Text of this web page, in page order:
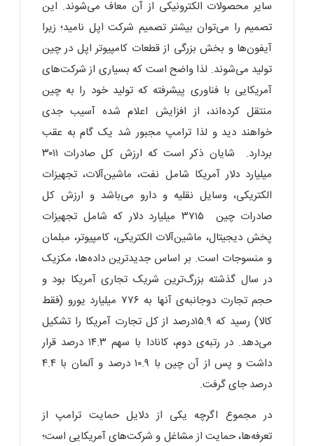
سایر محصولات الکترونیکی از آن معاف می‌شوند. این
تصمیم را می‌توان بیشتر تصمیم شرکت اپل نامید؛ زیرا
آیفون‌ها و بخش بزرگی از قطعات کامپیوتر اپل در چین
تولید می‌شوند. لذا واضح است که بسیاری از شرکت‌های
آمریکایی با فناوری پیشرفته که تولید خود را به چین
منتقل کرده‌اند، از افزایش اعلام شده آسیب جدی
خواهند دید و لذا ترامپ مجبور شد یک گام به عقب
بردارد. شایان ذکر است که ارزش کل صادرات ۳۰۱۱
میلیارد دلار آمریکا شامل نفت، ماشین‌آلات، تجهیزات
الکتریکی، وسایل نقلیه و دارو می‌باشد و ارزش کل
صادرات چین ۳۷۱۵ میلیارد دلار که شامل تجهیزات
پخش دیجیتال، ماشین‌آلات الکتریکی، کامپیوتر، مبلمان
و منسوجات است. بر اساس جدیدترین داده‌ها، مکزیک
در سال گذشته بزرگ‌ترین شریک تجاری آمریکا بود و
حجم تجارت دوجانبه‌ی آنها به ۷۷۶ میلیارد یورو (فقط
کالا) رسید که ۱۵.۹درصد از کل تجارت آمریکا را تشکیل
می‌دهد. در رتبه‌ی دوم، کانادا با سهم ۱۴.۳ درصد قرار
داشت و پس از آن چین با ۱۰.۹ درصد و آلمان با ۴.۴
درصد جای گرفت.
در مجموع اگرچه یکی از دلایل حمایت ترامپ از
تعرفه‌ها، حمایت از مشاغل و شرکت‌های آمریکایی است؛